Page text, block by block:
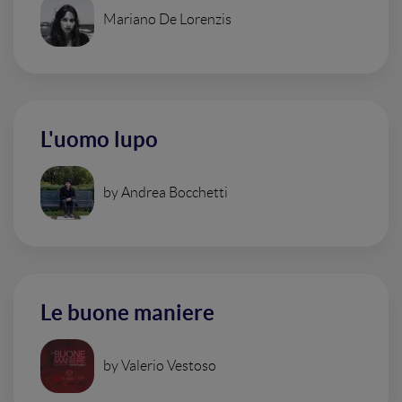
Mariano De Lorenzis
L'uomo lupo
by Andrea Bocchetti
Le buone maniere
by Valerio Vestoso